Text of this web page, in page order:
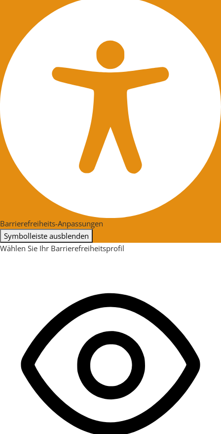
Barrierefreiheits-Anpassungen
Symbolleiste ausblenden
Wählen Sie Ihr Barrierefreiheitsprofil